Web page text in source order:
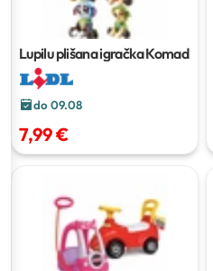
Lupilu plišana igračkaKomad
do 09.08
7,99 €